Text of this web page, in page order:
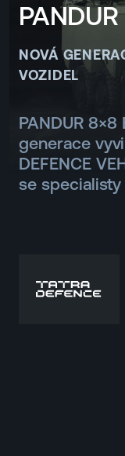
NOVÁ
VOZIDEL
PANDUR
generace
DEFENCE
se specialisty